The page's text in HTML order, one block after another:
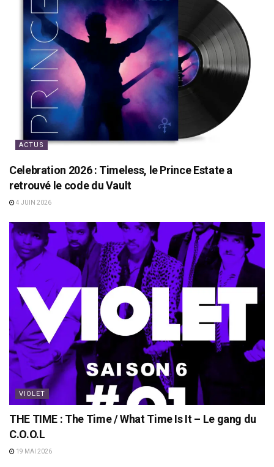
ACTUS
Celebration 2026 : Timeless, le Prince Estate a
retrouvé le code du Vault
4 JUIN 2026
VIOLET
THE TIME : The Time / What Time Is It – Le gang du
C.O.O.L
19 MAI 2026